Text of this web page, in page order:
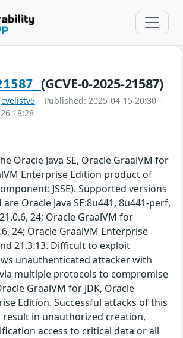
(GCVE-0-2025-21587)
cvelistv5 – Published: 2025-04-15 20:30 –
18:28
Oracle Java SE, Oracle GraalVM for
Enterprise Edition product of
JSSE). Supported versions
Oracle Java SE:8u441, 8u441-perf,
24; Oracle GraalVM for
24; Oracle GraalVM Enterprise
21.3.13. Difficult to exploit
unauthenticated attacker with
multiple protocols to compromise
GraalVM for JDK, Oracle
Edition. Successful attacks of this
in unauthorized creation,
access to critical data or all